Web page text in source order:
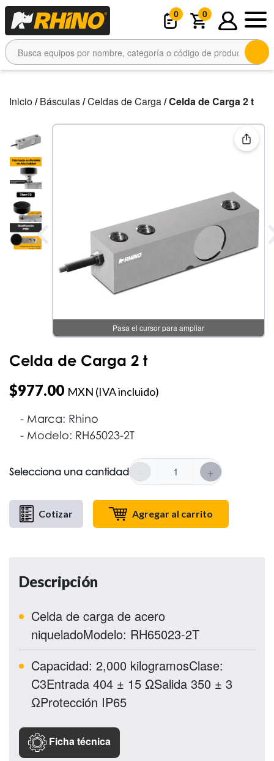
0 0
Inicio/Básculas/Celdas de Carga/ Celda de Carga 2 t
Pasa el cursor para ampliar
Celda de Carga 2 t
$977.00 MXN (IVA incluido)
Marca: Rhino
Modelo: RH65023-2T
Selecciona una cantidad +
Cotizar Agregar al carrito
Descripción
Celda de carga de acero
niqueladoModelo: RH65023-2T
Capacidad: 2,000 kilogramosClase:
C3Entrada 404 ± 15 ΩSalida 350 ± 3
ΩProtección IP65
Ficha técnica